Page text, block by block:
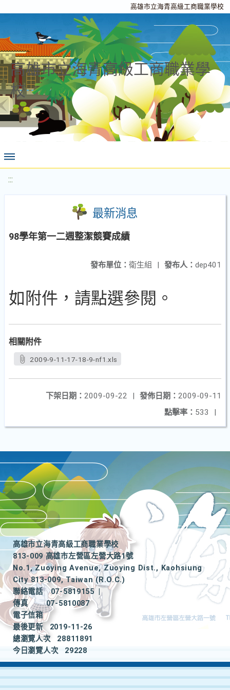
高雄市立海青高級工商職業學校
高雄市立海青高級工商職業學
校
:::
最新消息
98學年第一二週整潔競賽成績
發布人： dep401
發布單位： 衛生組 |
如附件，請點選參閱。
相關附件
2009-9-11-17-18-9-nf1.xls
發佈日期： 2009-09-11
下架日期： 2009-09-22
|
點擊率： 533 |
高雄市立海青高級工商職業學校
813-009 高雄市左營區左營大路1號
No.1, Zuoying Avenue, Zuoying Dist., Kaohsiung
City 813-009, Taiwan (R.O.C.)
聯絡電話
07-5819155
|
傳真
07-5810087
電子信箱
最後更新
2019-11-26
總瀏覽人次
28811891
今日瀏覽人次
29228